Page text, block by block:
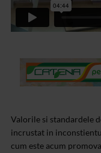
Valorile si standardele
incrustat in
cum este acum